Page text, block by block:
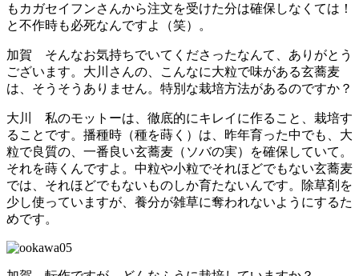
もカガセイフンさんから注文を受けた分は確保しなくては！
と不作時も必死なんですよ（笑）。
加賀 そんなお気持ちでいてくださったなんて、ありがとう
ございます。大川さんの、こんなに大粒で味がある玄蕎麦
は、そうそうありません。特別な栽培方法があるのですか？
大川 私のモットーは、徹底的にキレイに作ること、栽培す
ることです。播種時（種を蒔く）は、昨年育った中でも、大
粒で良質の、一番良い玄蕎麦（ソバの実）を確保していて。
それを蒔くんですよ。中粒や小粒でそれほどでもない玄蕎麦
では、それほどでもないものしか育たないんです。除草剤を
少し使っていますが、養分が雑草に奪われないようにするた
めです。